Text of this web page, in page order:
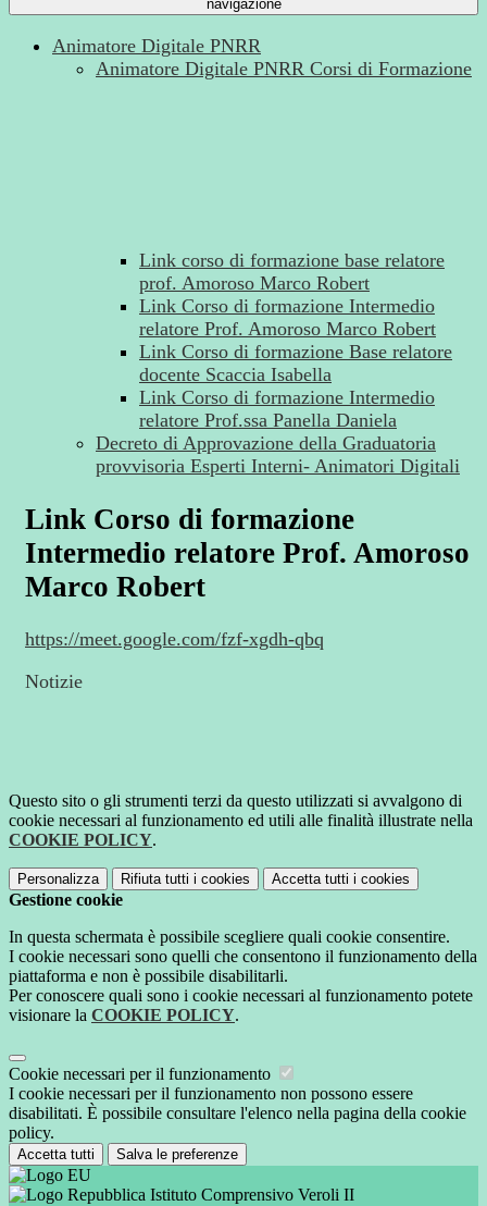
navigazione
Animatore Digitale PNRR
Animatore Digitale PNRR Corsi di Formazione
Link corso di formazione base relatore
prof. Amoroso Marco Robert
Link Corso di formazione Intermedio
relatore Prof. Amoroso Marco Robert
Link Corso di formazione Base relatore
docente Scaccia Isabella
Link Corso di formazione Intermedio
relatore Prof.ssa Panella Daniela
Decreto di Approvazione della Graduatoria
provvisoria Esperti Interni- Animatori Digitali
Link Corso di formazione
Intermedio relatore Prof. Amoroso
Marco Robert
https://meet.google.com/fzf-xgdh-qbq
Notizie
Questo sito o gli strumenti terzi da questo utilizzati si avvalgono di
cookie necessari al funzionamento ed utili alle finalità illustrate nella
COOKIE POLICY.
Personalizza Rifiuta tutti i cookies Accetta tutti i cookies
Gestione cookie
In questa schermata è possibile scegliere quali cookie consentire.
I cookie necessari sono quelli che consentono il funzionamento della
piattaforma e non è possibile disabilitarli.
Per conoscere quali sono i cookie necessari al funzionamento potete
visionare la COOKIE POLICY.
Cookie necessari per il funzionamento
I cookie necessari per il funzionamento non possono essere
disabilitati. È possibile consultare l'elenco nella pagina della cookie
policy.
Accetta tutti Salva le preferenze
Istituto Comprensivo Veroli II